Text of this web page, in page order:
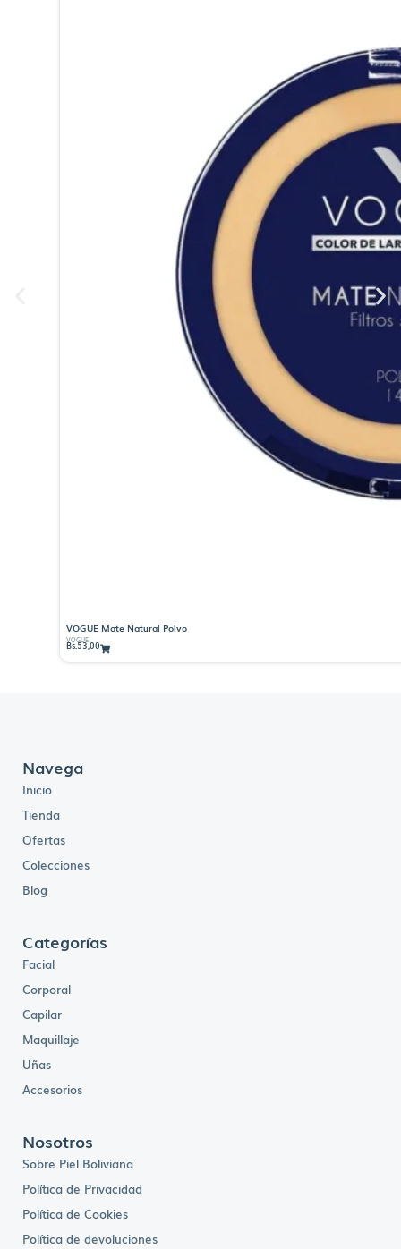
VOGUE Mate Natural Polvo
VOGUE
Bs.53,00
Navega
Inicio
Tienda
Ofertas
Colecciones
Blog
Categorías
Facial
Corporal
Capilar
Maquillaje
Uñas
Accesorios
Nosotros
Sobre Piel Boliviana
Política de Privacidad
Política de Cookies
Política de devoluciones